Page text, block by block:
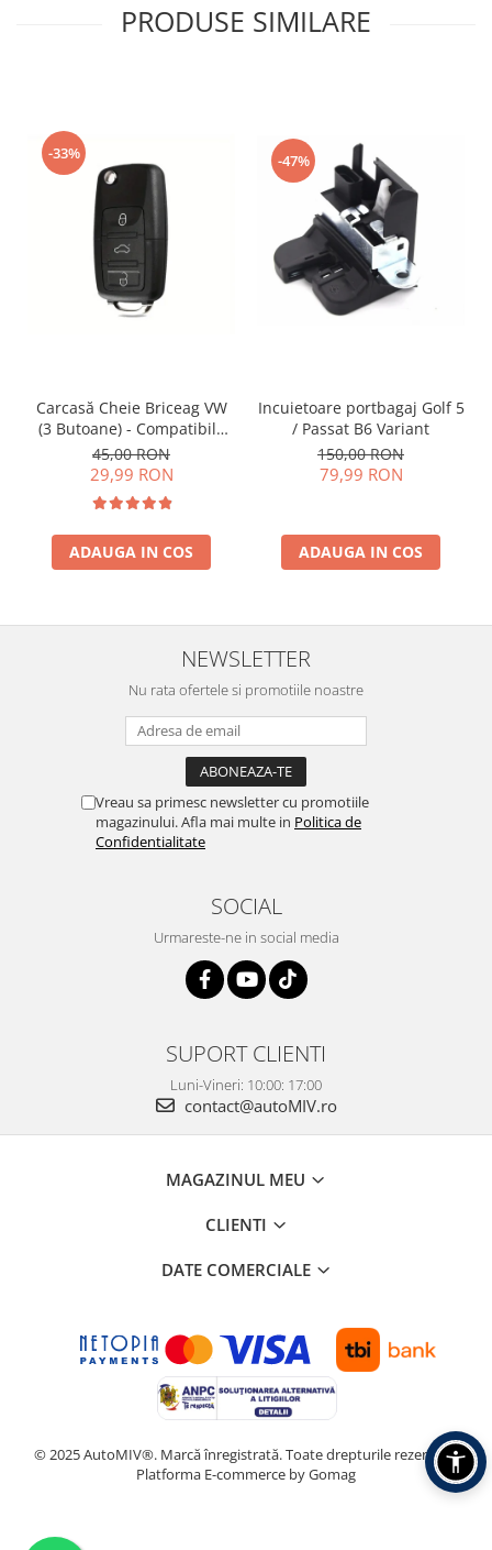
PRODUSE SIMILARE
-33%
Carcasă Cheie Briceag VW
(3 Butoane) - Compatibilă
Golf 5, Jetta, Touran etc
45,00 RON
29,99 RON
ADAUGA IN COS
-47%
Incuietoare portbagaj Golf 5
/ Passat B6 Variant
150,00 RON
79,99 RON
ADAUGA IN COS
NEWSLETTER
Nu rata ofertele si promotiile noastre
Vreau sa primesc newsletter cu promotiile
magazinului. Afla mai multe in Politica de
Confidentialitate
SOCIAL
Urmareste-ne in social media
SUPORT CLIENTI
Luni-Vineri: 10:00: 17:00
contact@autoMIV.ro
MAGAZINUL MEU
CLIENTI
DATE COMERCIALE
© 2025 AutoMIV®. Marcă înregistrată. Toate drepturile rezervate.
Platforma E-commerce by Gomag